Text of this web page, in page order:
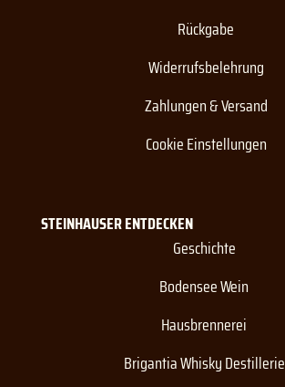
STEINHAUSER ENTDECKEN
Geschichte
Bodensee Wein
Hausbrennerei
Brigantia Whisky Destillerie
Rückgabe
Widerrufsbelehrung
Zahlungen & Versand
Cookie Einstellungen